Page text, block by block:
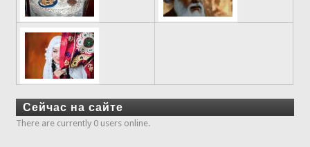
Сейчас на сайте
There are currently 0 users online.